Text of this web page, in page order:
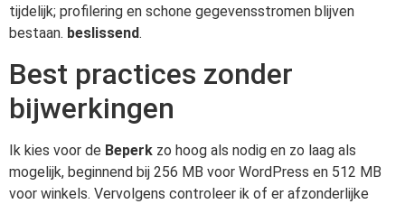
tijdelijk; profilering en schone gegevensstromen blijven
bestaan. beslissend.
Best practices zonder
bijwerkingen
Ik kies voor de Beperk zo hoog als nodig en zo laag als
mogelijk, beginnend bij 256 MB voor WordPress en 512 MB
voor winkels. Vervolgens controleer ik of er afzonderlijke